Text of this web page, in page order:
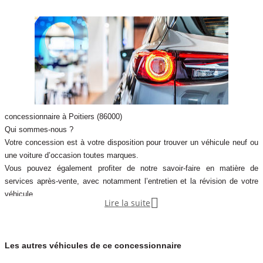
concessionnaire à Poitiers (86000)
Qui sommes-nous ?
Votre concession est à votre disposition pour trouver un véhicule neuf ou
une voiture d’occasion toutes marques.
Vous pouvez également profiter de notre savoir-faire en matière de
services après-vente, avec notamment l’entretien et la révision de votre
véhicule.
Notre concession fait partie du réseau de concessions d’Autosphere.fr,
Autosphere.fr c’est l’expérience de concessionnaires reconnus parmi un
Lire la suite 
Les autres véhicules de ce concessionnaire